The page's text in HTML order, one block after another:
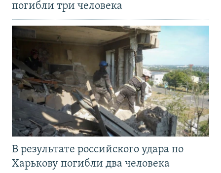
погибли три человека
В результате российского удара по
Харькову погибли два человека